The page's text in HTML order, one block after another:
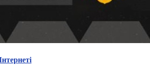
область
область
Одеська область
область